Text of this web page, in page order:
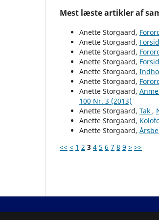
Mest læste artikler af
Anette Storgaard,
Anette Storgaard,
Anette Storgaard,
Anette Storgaard,
Anette Storgaard,
Anette Storgaard,
Anette Storgaard,
100 Nr. 3 (2013)
Anette Storgaard, Tak ,
Anette Storgaard,
Anette Storgaard,
<< < 1 2 3 4 5 6 7 8 9 > >>